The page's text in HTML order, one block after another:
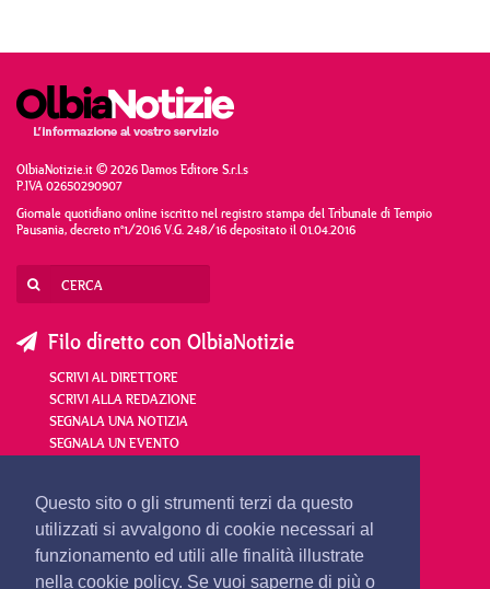
Questo sito o gli strumenti terzi da questo
utilizzati si avvalgono di cookie necessari al
funzionamento ed utili alle finalità illustrate
nella cookie policy. Se vuoi saperne di più o
OlbiaNotizie.it © 2026 Damos Editore S.r.l.s
P.IVA 02650290907
Giornale quotidiano online iscritto nel registro stampa del Tribunale di Tempio
Pausania, decreto n°1/2016 V.G. 248/16 depositato il 01.04.2016
Filo diretto con OlbiaNotizie
SCRIVI AL DIRETTORE
SCRIVI ALLA REDAZIONE
SEGNALA UNA NOTIZIA
SEGNALA UN EVENTO
redazione@olbianotizie.it